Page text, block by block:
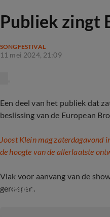
Publiek zingt
SONGFESTIVAL
11 mei 2024, 21:09
Een deel van het publiek dat
beslissing van de European
Joost Klein mag zaterdagavond
de hoogte van de allerlaatste
Vlak voor aanvang van de
geroepen.
Buitenlandse pers